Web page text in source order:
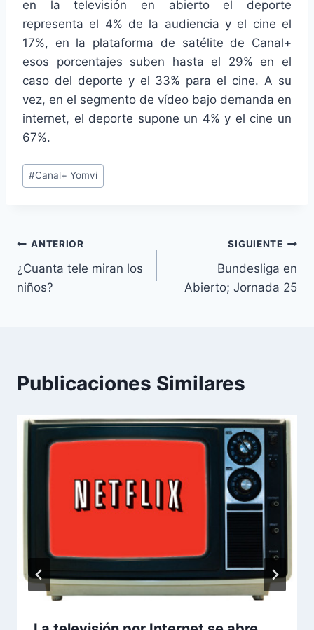
en la televisión en abierto el deporte
representa el 4% de la audiencia y el cine el
17%, en la plataforma de satélite de Canal+
esos porcentajes suben hasta el 29% en el
caso del deporte y el 33% para el cine. A su
vez, en el segmento de vídeo bajo demanda en
internet, el deporte supone un 4% y el cine un
67%.
Etiquetas
de
#Canal+ Yomvi
Navegación
de
ANTERIOR
¿Cuanta tele miran los
niños?
SIGUIENTE
Bundesliga en
Abierto; Jornada 25
Publicaciones Similares